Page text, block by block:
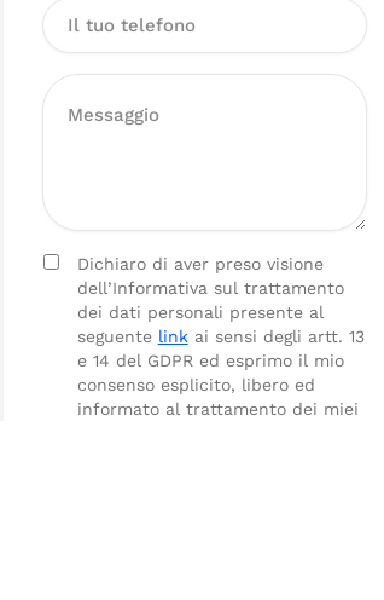
Dichiaro di aver preso visione
dell’Informativa sul trattamento
dei dati personali presente al
seguente linkai sensi degli artt. 13
e 14 del GDPR ed esprimo il mio
consenso esplicito, libero ed
informato al trattamento dei miei